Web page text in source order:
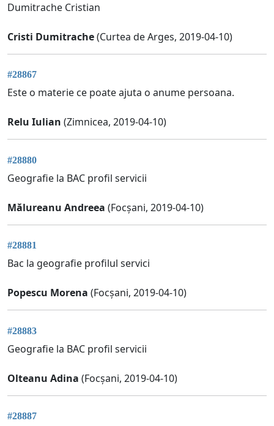
Dumitrache Cristian
Cristi Dumitrache(Curtea de Arges, 2019-04-10)
#28867
Este o materie ce poate ajuta o anume persoana.
Relu Iulian (Zimnicea, 2019-04-10)
#28880
Geografie la BAC profil servicii
Mălureanu Andreea (Focșani, 2019-04-10)
#28881
Bac la geografie profilul servici
Popescu Morena (Focșani, 2019-04-10)
#28883
Geografie la BAC profil servicii
Olteanu Adina (Focșani, 2019-04-10)
#28887